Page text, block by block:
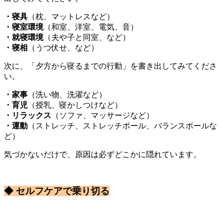
・寝具 （枕、マットレスなど）
・寝室環境（和室、洋室、電気、音）
・就寝環境（夫や子と同室、など）
・寝相
（うつ伏せ、など）
次に、「夕方から寝るまでの行動」を書き出してみてくださ
い。
・家事 （洗い物、洗濯など）
・育児 （授乳、寝かしつけなど）
・リラックス （ソファ、マッサージなど）
・運動 （ストレッチ、ストレッチポール、バランスボールな
ど）
気づかないだけで、原因は必ずどこかに隠れています。
◆ セルフケアで乗り切る